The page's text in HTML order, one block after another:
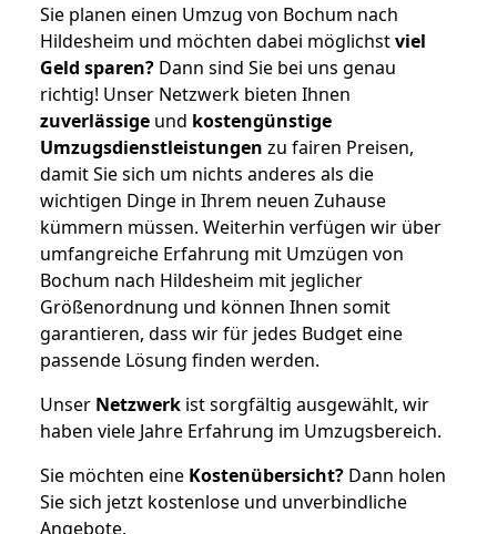
Sie planen einen Umzug von Bochum nach
Hildesheim und möchten dabei möglichstviel
Geld sparen? Dann sind Sie bei uns genau
richtig! Unser Netzwerk bieten Ihnen
zuverlässige und kostengünstige
Umzugsdienstleistungen zu fairen Preisen,
damit Sie sich um nichts anderes als die
wichtigen Dinge in Ihrem neuen Zuhause
kümmern müssen. Weiterhin verfügen wir über
umfangreiche Erfahrung mit Umzügen von
Bochum nach Hildesheim mit jeglicher
Größenordnung und können Ihnen somit
garantieren, dass wir für jedes Budget eine
passende Lösung finden werden.
Unser Netzwerk ist sorgfältig ausgewählt, wir
haben viele Jahre Erfahrung im Umzugsbereich.
Sie möchten eine Kostenübersicht? Dann holen
Sie sich jetzt kostenlose und unverbindliche
Angebote.